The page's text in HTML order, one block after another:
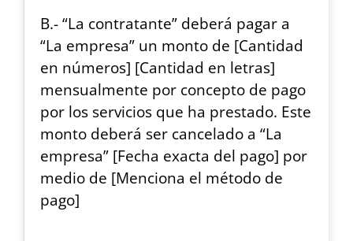
B.- “La contratante” deberá pagar a
“La empresa” un monto de [Cantidad
en números] [Cantidad en letras]
mensualmente por concepto de pago
por los servicios que ha prestado. Este
monto deberá ser cancelado a “La
empresa” [Fecha exacta del pago] por
medio de [Menciona el método de
pago]